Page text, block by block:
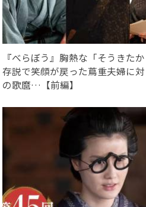
『べらぼう』胸熱な「そうきた
存説で笑顔が戻った蔦重夫婦に
の歌麿…【前編】